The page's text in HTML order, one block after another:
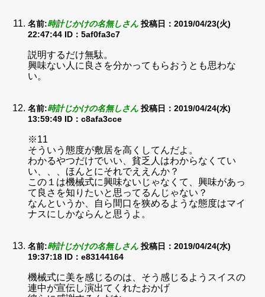
名前:時計じかけの名無しさん 投稿日：2019/04/23(火)
22:47:44 ID：5af0fa3c7
説明するだけ無駄。
興味ない人に良さを分かってもらおうとも思わな
い。
名前:時計じかけの名無しさん 投稿日：2019/04/24(水)
13:59:49 ID：c8afa3cce
※11
そういう態度が敷居を高くしてんだよ。
わかるやつだけでいい、貧乏人はわからなくてい
い、、、ほんとにそれでええんか？
この１は機械式に興味ないじゃなくて、興味があっ
て良さを知りたいと思ってるんじゃない？
なんというか、自ら間口を狭めるような態度はマイ
ナスにしかならんと思うよ。
名前:時計じかけの名無しさん 投稿日：2019/04/24(水)
19:37:18 ID：e83144164
機械式に美を感じるのは、そう感じるようスイスの
連中が宣伝し演出てくれたおかげ